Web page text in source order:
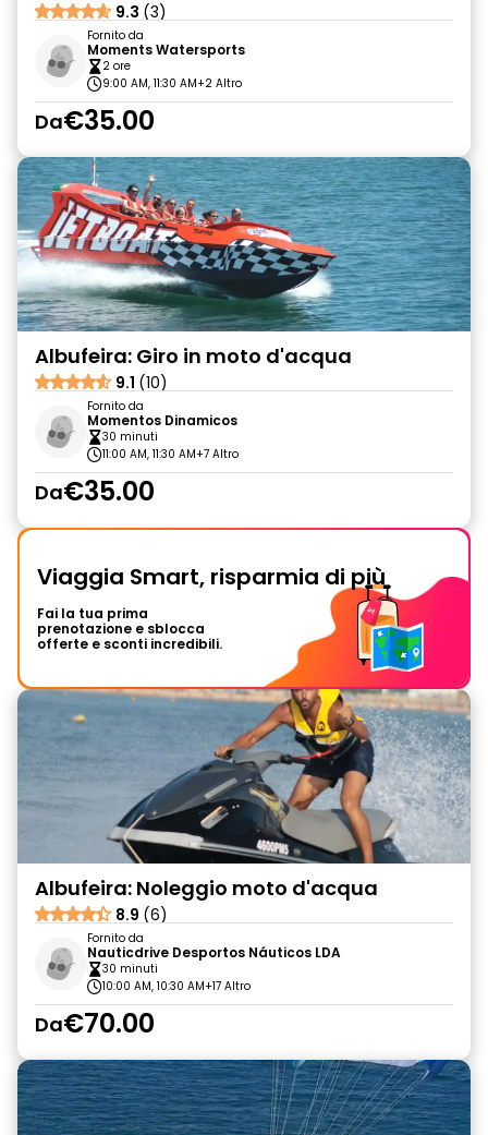
9.3 (3)
Fornito da
Moments Watersports
2 ore
9:00 AM, 11:30 AM+2 Altro
Da€35.00
Albufeira: Giro in moto d'acqua
9.1 (10)
Fornito da
Momentos Dinamicos
30 minuti
11:00 AM, 11:30 AM+7 Altro
Da€35.00
Viaggia Smart, risparmia di più
Fai la tua prima
prenotazione e sblocca
offerte e sconti incredibili.
Albufeira: Noleggio moto d'acqua
8.9 (6)
Fornito da
Nauticdrive Desportos Náuticos LDA
30 minuti
10:00 AM, 10:30 AM+17 Altro
Da€70.00